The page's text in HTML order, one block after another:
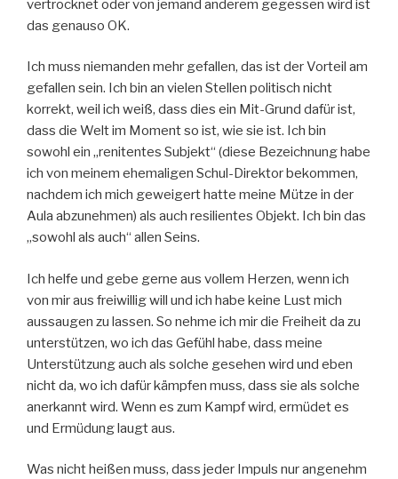
vertrocknet oder von jemand anderem gegessen wird ist
das genauso OK.
Ich muss niemanden mehr gefallen, das ist der Vorteil am
gefallen sein. Ich bin an vielen Stellen politisch nicht
korrekt, weil ich weiß, dass dies ein Mit-Grund dafür ist,
dass die Welt im Moment so ist, wie sie ist. Ich bin
sowohl ein „renitentes Subjekt“ (diese Bezeichnung habe
ich von meinem ehemaligen Schul-Direktor bekommen,
nachdem ich mich geweigert hatte meine Mütze in der
Aula abzunehmen) als auch resilientes Objekt. Ich bin das
„sowohl als auch“ allen Seins.
Ich helfe und gebe gerne aus vollem Herzen, wenn ich
von mir aus freiwillig will und ich habe keine Lust mich
aussaugen zu lassen. So nehme ich mir die Freiheit da zu
unterstützen, wo ich das Gefühl habe, dass meine
Unterstützung auch als solche gesehen wird und eben
nicht da, wo ich dafür kämpfen muss, dass sie als solche
anerkannt wird. Wenn es zum Kampf wird, ermüdet es
und Ermüdung laugt aus.
Was nicht heißen muss, dass jeder Impuls nur angenehm